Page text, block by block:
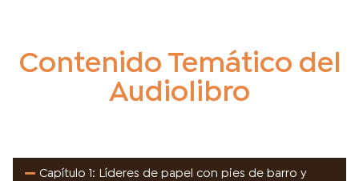
Contenido Temático del
Audiolibro
Capítulo 1: Líderes de papel con pies de barro y